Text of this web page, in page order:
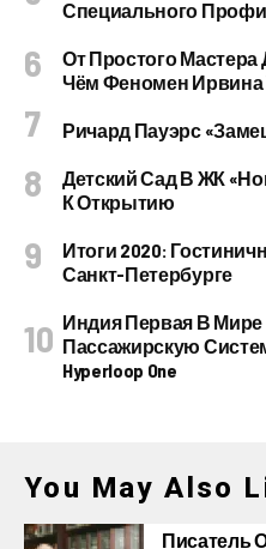
Специального
От Простого Мастера
Чём Феномен Ирвина
Ричард Пауэрс
Детский Сад В ЖК
К Открытию
Итоги 2020:
Санкт-Петербурге
Индия Первая В Мире
Пассажирскую
Hyperloop One
You May Also
Писатель